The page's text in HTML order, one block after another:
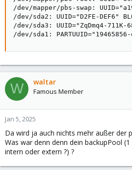
/dev/mapper/pbs-swap:
/dev/sda2: UUID="D2FE-DEF6"
/dev/sda3: UUID="ZqDmq4-711K-
/dev/sda1:
W waltar
Famous Member
Jan 5, 2025
Da wird ja auch nichts mehr außer der
Was war denn denn dein backupPool
intern oder extern ?) ?